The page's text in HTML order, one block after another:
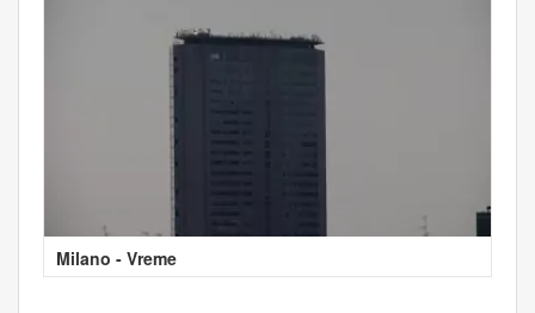
Milano - Vreme